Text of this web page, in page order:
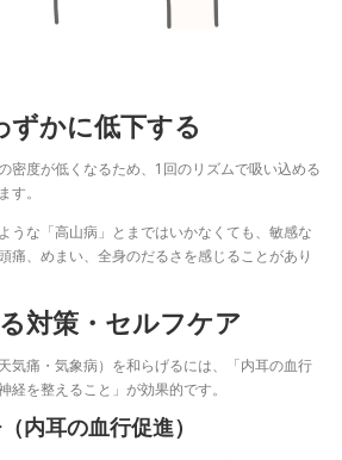
ずかに低下する
密度が低くなるため、1回のリズムで吸い込める
す。
うな「高山病」とまではいかなくても、敏感な
痛、めまい、全身のだるさを感じることがあり
対策・セルフケア
気痛・気象病）を和らげるには、「内耳の血行
経を整えること」が効果的です。
内耳の血行促進）